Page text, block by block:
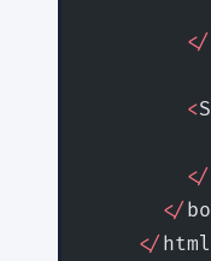
        </
        <
        </
      </
    </
html